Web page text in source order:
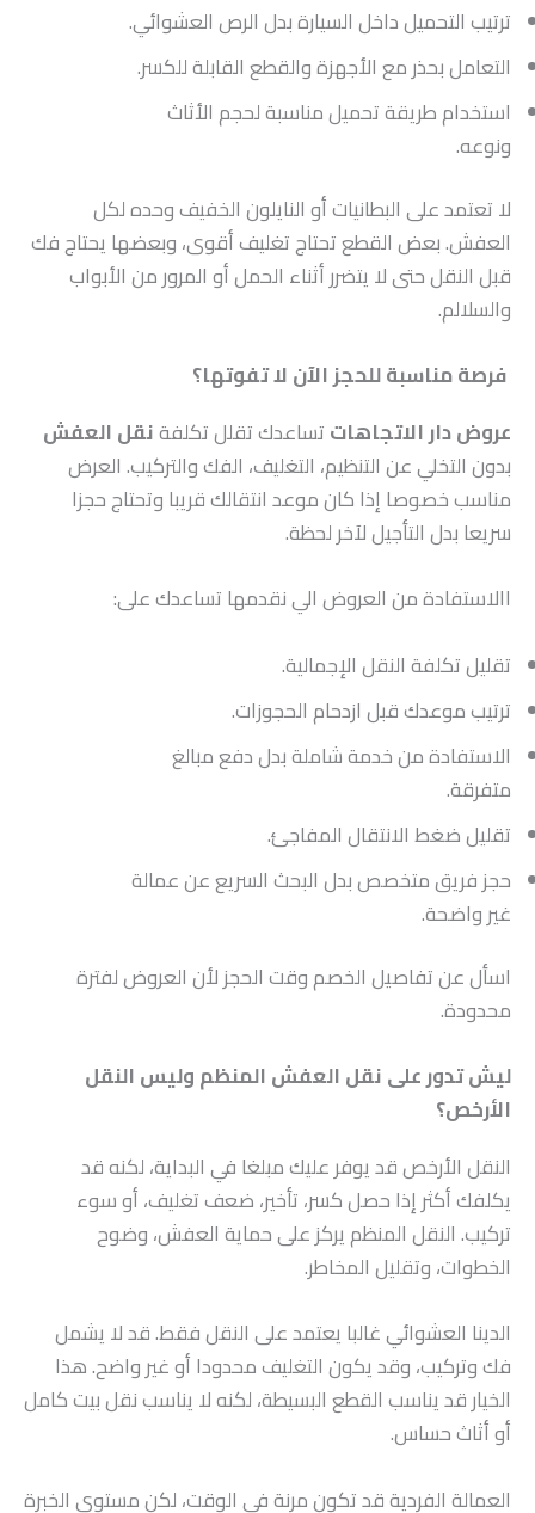
ترتيب التحميل داخل السيارة بدل الرص العشوائي.
التعامل بحذر مع الأجهزة والقطع القابلة للكسر.
استخدام طريقة تحميل مناسبة لحجم الأثاث
ونوعه.
لا تعتمد على البطانيات أو النايلون الخفيف وحده لكل
العفش. بعض القطع تحتاج تغليف أقوى، وبعضها يحتاج فك
قبل النقل حتى لا يتضرر أثناء الحمل أو المرور من الأبواب
والسلالم.
فرصة مناسبة للحجز الآن لا تفوتها؟
عروض دار الاتجاهاتتساعدك تقلل تكلفةنقل العفش
بدون التخلي عن التنظيم، التغليف، الفك والتركيب. العرض
مناسب خصوصا إذا كان موعد انتقالك قريبا وتحتاج حجزا
سريعا بدل التأجيل لآخر لحظة.
االاستفادة من العروض الي نقدمها تساعدك على:
تقليل تكلفة النقل الإجمالية.
ترتيب موعدك قبل ازدحام الحجوزات.
الاستفادة من خدمة شاملة بدل دفع مبالغ
متفرقة.
تقليل ضغط الانتقال المفاجئ.
حجز فريق متخصص بدل البحث السريع عن عمالة
غير واضحة.
اسأل عن تفاصيل الخصم وقت الحجز لأن العروض لفترة
محدودة.
ليش تدور على نقل العفش المنظم وليس النقل
الأرخص؟
النقل الأرخص قد يوفر عليك مبلغا في البداية، لكنه قد
يكلفك أكثر إذا حصل كسر، تأخير، ضعف تغليف، أو سوء
تركيب. النقل المنظم يركز على حماية العفش، وضوح
الخطوات، وتقليل المخاطر.
الدينا العشوائي غالبا يعتمد على النقل فقط. قد لا يشمل
فك وتركيب، وقد يكون التغليف محدودا أو غير واضح. هذا
الخيار قد يناسب القطع البسيطة، لكنه لا يناسب نقل بيت كامل
أو أثاث حساس.
العمالة الفردية قد تكون مرنة في الوقت، لكن مستوى الخبرة